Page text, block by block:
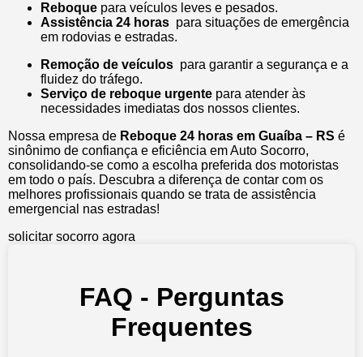
Reboque para veículos leves e pesados.
Assistência 24 horas para situações de emergência
em rodovias e estradas.
Remoção de veículos para garantir a segurança e a
fluidez do tráfego.
Serviço de reboque urgente para atender às
necessidades imediatas dos nossos clientes.
Nossa empresa de Reboque 24 horas em Guaíba – RS é
sinônimo de confiança e eficiência em Auto Socorro,
consolidando-se como a escolha preferida dos motoristas
em todo o país. Descubra a diferença de contar com os
melhores profissionais quando se trata de assistência
emergencial nas estradas!
solicitar socorro agora
FAQ - Perguntas
Frequentes